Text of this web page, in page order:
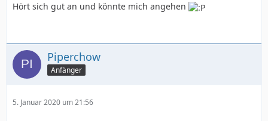
Hört sich gut an und könnte mich angehen
Piperchow
Anfänger
5. Januar 2020 um 21:56